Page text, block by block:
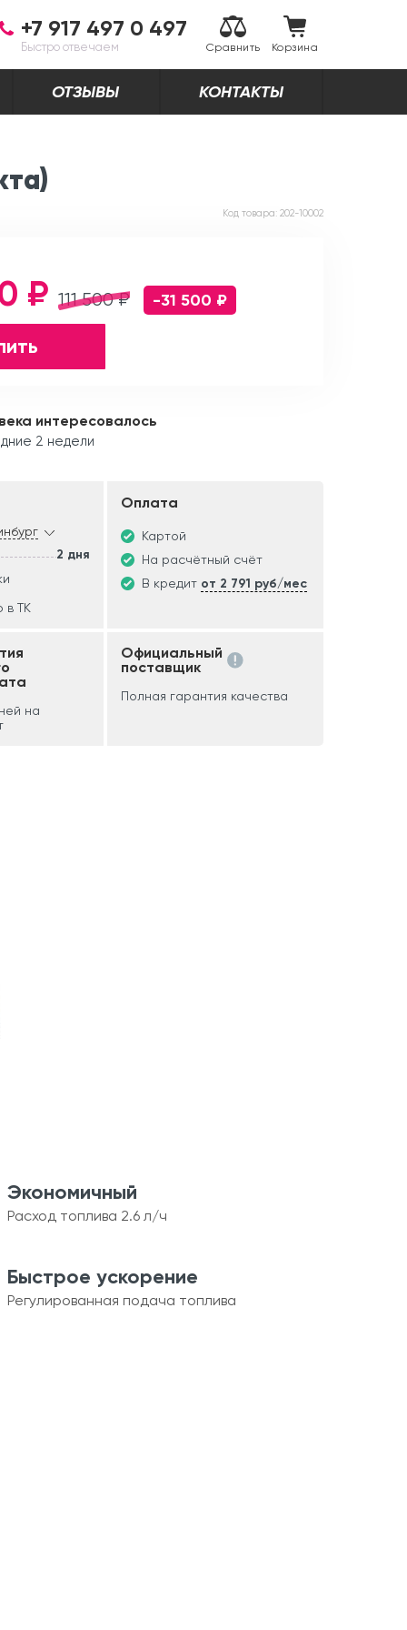
+7 917 497 0 497
Быстро отвечаем Сравнить Корзина
ОТЗЫВЫ КОНТАКТЫ
Код товара: 202-10002
111 500 ₽
₽ -31 500 ₽
интересовалось
2 недели
2 дня
в ТК
Оплата
Картой
На расчётный счёт
В кредит от 2 791 руб/мес
на
Официальный
поставщик
Полная гарантия качества
Экономичный
Расход топлива 2.6 л/ч
Быстрое ускорение
Регулированная подача топлива